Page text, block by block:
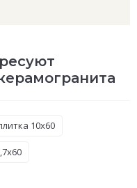
10x60